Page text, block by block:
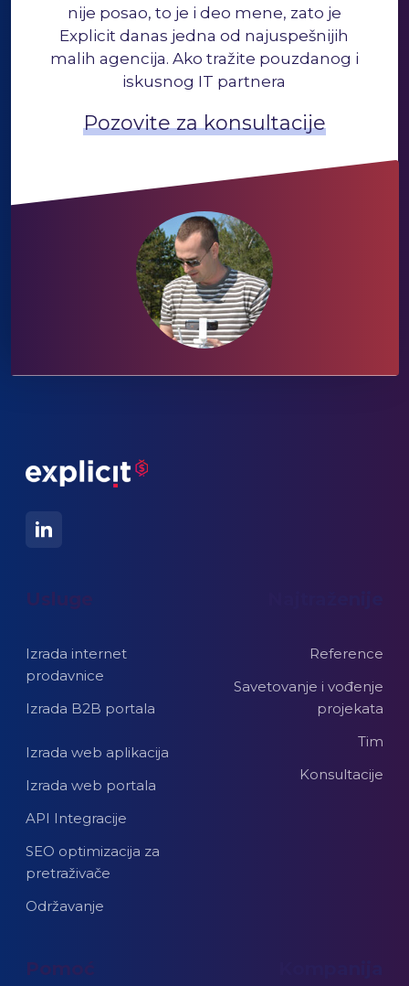
nije posao, to je i deo mene, zato je
Explicit danas jedna od najuspešnijih
malih agencija. Ako tražite pouzdanog i
iskusnog IT partnera
Pozovite za konsultacije
Usluge
Izrada internet
prodavnice
Izrada B2B portala
Izrada web aplikacija
Izrada web portala
API Integracije
SEO optimizacija za
pretraživače
Održavanje
Reference
Savetovanje i vođenje
projekata
Tim
Konsultacije
Pomoć